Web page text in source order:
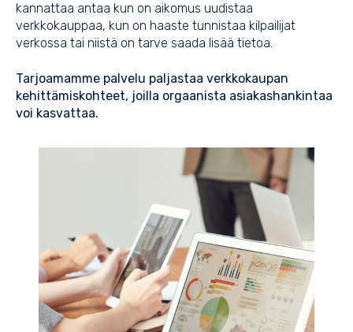
kannattaa antaa kun on aikomus uudistaa
verkkokauppaa, kun on haaste tunnistaa kilpailijat
verkossa tai niistä on tarve saada lisää tietoa.
Tarjoamamme palvelu paljastaa verkkokaupan
kehittämiskohteet, joilla orgaanista asiakashankintaa
voi kasvattaa.